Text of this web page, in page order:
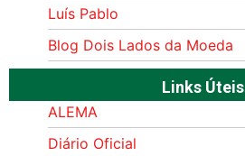
Luís Pablo
Blog Dois Lados da Moeda
Links Úteis
ALEMA
Diário Oficial